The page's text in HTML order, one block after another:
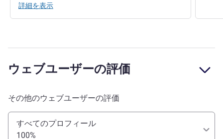
詳細を表示
ウェブユーザーの評価
その他のウェブユーザーの評価
すべてのプロフィール
100%